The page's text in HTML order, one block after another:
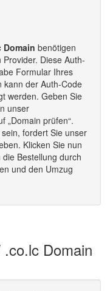
Domain benötigen
Diese Auth-
Formular Ihres
kann der Auth-Code
werden. Geben Sie
unser
„Domain prüfen“.
fordert Sie unser
Klicken Sie nun
Bestellung durch
und den Umzug
Domain